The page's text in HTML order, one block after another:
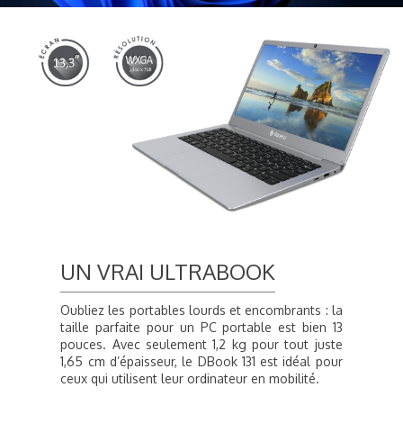
UN VRAI ULTRABOOK
Oubliez les portables lourds et encombrants : la
taille parfaite pour un PC portable est bien 13
pouces. Avec seulement 1,2 kg pour tout juste
1,65 cm d’épaisseur, le DBook 131 est idéal pour
ceux qui utilisent leur ordinateur en mobilité.